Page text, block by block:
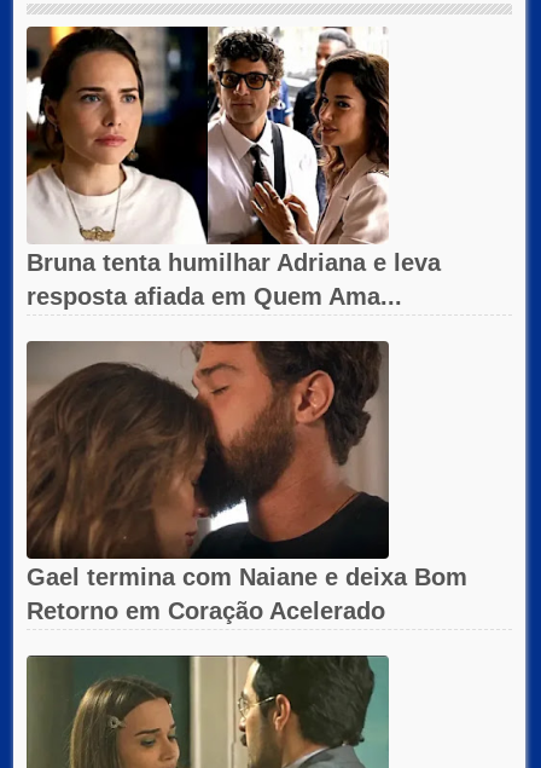
Bruna tenta humilhar Adriana e leva
resposta afiada em Quem Ama...
Gael termina com Naiane e deixa Bom
Retorno em Coração Acelerado